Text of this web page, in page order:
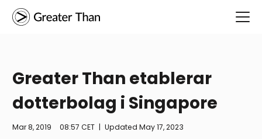
Greater Than etablerar
dotterbolag i Singapore
Mar 8, 2019 08:57 CET | Updated May 17, 2023